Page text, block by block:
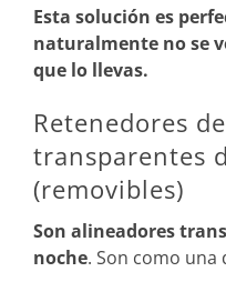
Esta solución es
naturalmente no se
que lo llevas.
Retenedores
transparentes
(removibles)
Son alineadores
noche. Son como una